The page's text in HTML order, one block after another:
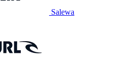
Salewa